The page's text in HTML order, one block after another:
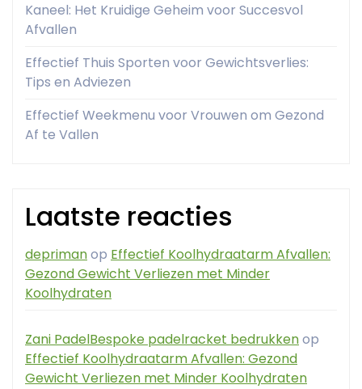
Kaneel: Het Kruidige Geheim voor Succesvol
Afvallen
Effectief Thuis Sporten voor Gewichtsverlies:
Tips en Adviezen
Effectief Weekmenu voor Vrouwen om Gezond
Af te Vallen
Laatste reacties
deprimanop Effectief Koolhydraatarm Afvallen:
Gezond Gewicht Verliezen met Minder
Koolhydraten
Zani PadelBespoke padelracket bedrukkenop
Effectief Koolhydraatarm Afvallen: Gezond
Gewicht Verliezen met Minder Koolhydraten